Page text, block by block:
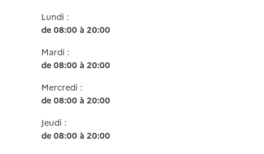
Lundi :
de 08:00 à 20:00
Mardi :
de 08:00 à 20:00
Mercredi :
de 08:00 à 20:00
Jeudi :
de 08:00 à 20:00